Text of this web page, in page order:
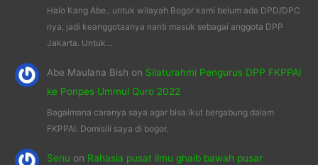
Halo Kang Abe.. untuk wilayah Bogor kami belum ada DPD/DPC
nya, jadi keanggotaanya nanti masuk sebagai anggota DPP
Jakarta. Untuk…
Abe Maulana Bish on Silaturahmi Pengurus DPP FKPPAI
ke Ponpes Ummul Quro 2022
Bagaimana caranya saya agar bisa ikut bergabung dalam
FKPPAI. Domisili saya di bogor.
Senu on Rahasia pusat ilmu ghaib bawah pusar